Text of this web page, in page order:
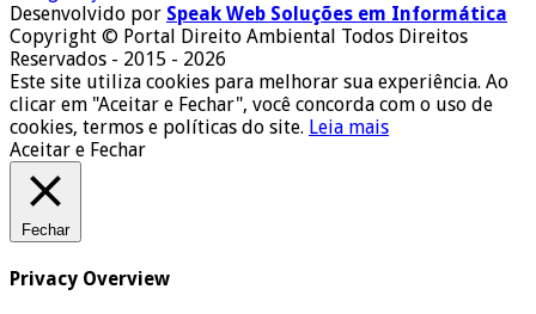
Desenvolvido por Speak Web Soluções em Informática
Copyright © Portal Direito Ambiental Todos Direitos
Reservados - 2015 - 2026
Este site utiliza cookies para melhorar sua experiência. Ao
clicar em "Aceitar e Fechar", você concorda com o uso de
cookies, termos e políticas do site. Leia mais
Aceitar e Fechar
Fechar
Privacy Overview